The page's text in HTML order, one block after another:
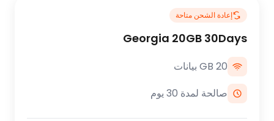
إعادة الشحن متاحة
Georgia 20GB 30Days
20 GB بيانات
صالحة لمدة 30 يوم